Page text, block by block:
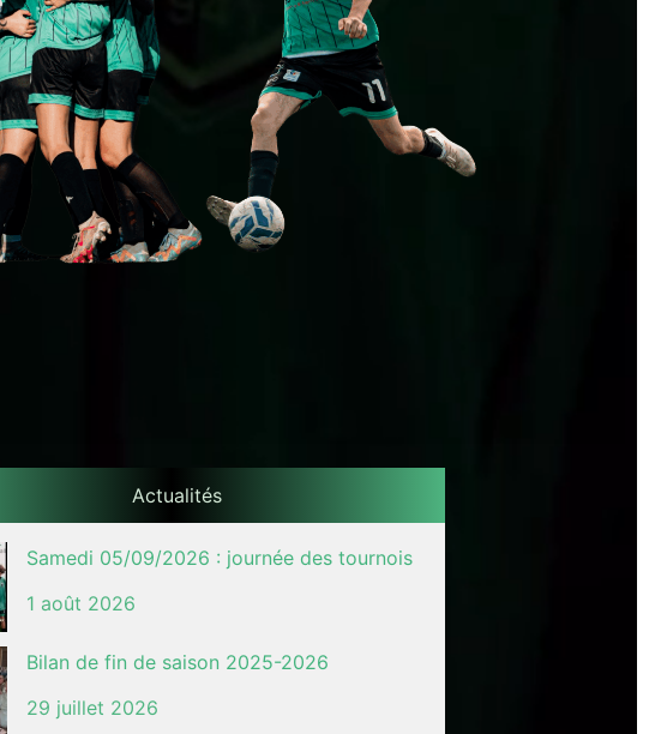
Actualités
Samedi 05/09/2026 : journée des tournois
1 août 2026
Bilan de fin de saison 2025-2026
29 juillet 2026